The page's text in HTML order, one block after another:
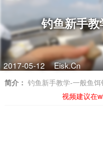
钓鱼新手
2017-05-12 Eisk.Cn
简介： 钓鱼新手教学-一般鱼饵
视频建议在